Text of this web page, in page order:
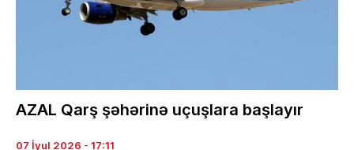
AZAL Qarş şəhərinə uçuşlara başlayır
07 İyul 2026 - 17:11